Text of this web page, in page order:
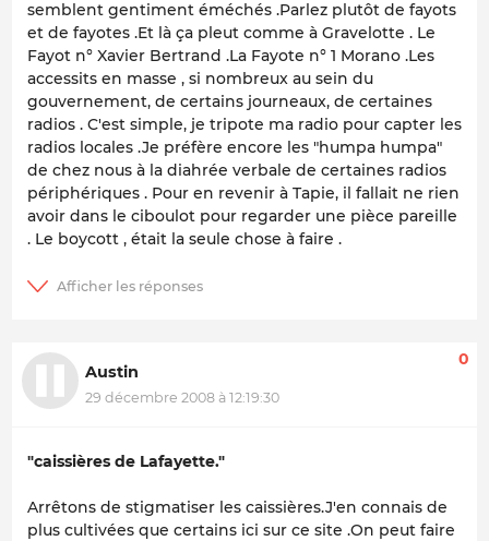
semblent gentiment éméchés .Parlez plutôt de fayots
et de fayotes .Et là ça pleut comme à Gravelotte . Le
Fayot n° Xavier Bertrand .La Fayote n° 1 Morano .Les
accessits en masse , si nombreux au sein du
gouvernement, de certains journeaux, de certaines
radios . C'est simple, je tripote ma radio pour capter les
radios locales .Je préfère encore les "humpa humpa"
de chez nous à la diahrée verbale de certaines radios
périphériques . Pour en revenir à Tapie, il fallait ne rien
avoir dans le ciboulot pour regarder une pièce pareille
. Le boycott , était la seule chose à faire .
Austin
29 décembre 2008 à 12:19:30
0
"caissières de Lafayette."
Arrêtons de stigmatiser les caissières.J'en connais de
plus cultivées que certains ici sur ce site .On peut faire